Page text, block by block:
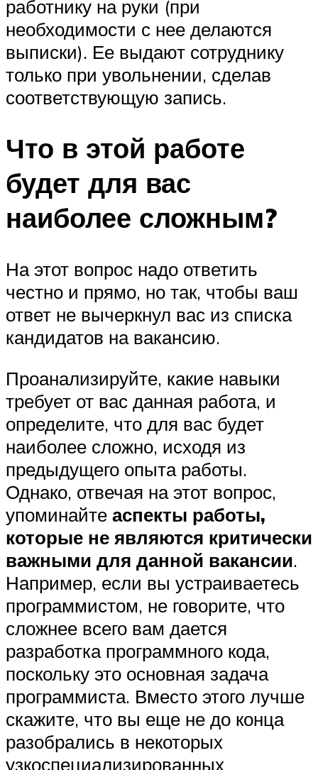
работнику на руки (при
необходимости с нее делаются
выписки). Ее выдают сотруднику
только при увольнении, сделав
соответствующую запись.
Что в этой работе
будет для вас
наиболее сложным?
На этот вопрос надо ответить
честно и прямо, но так, чтобы ваш
ответ не вычеркнул вас из списка
кандидатов на вакансию.
Проанализируйте, какие навыки
требует от вас данная работа, и
определите, что для вас будет
наиболее сложно, исходя из
предыдущего опыта работы.
Однако, отвечая на этот вопрос,
упоминайте аспекты работы,
которые не являются критически
важными для данной вакансии.
Например, если вы устраиваетесь
программистом, не говорите, что
сложнее всего вам дается
разработка программного кода,
поскольку это основная задача
программиста. Вместо этого лучше
скажите, что вы еще не до конца
разобрались в некоторых
узкоспециализированных